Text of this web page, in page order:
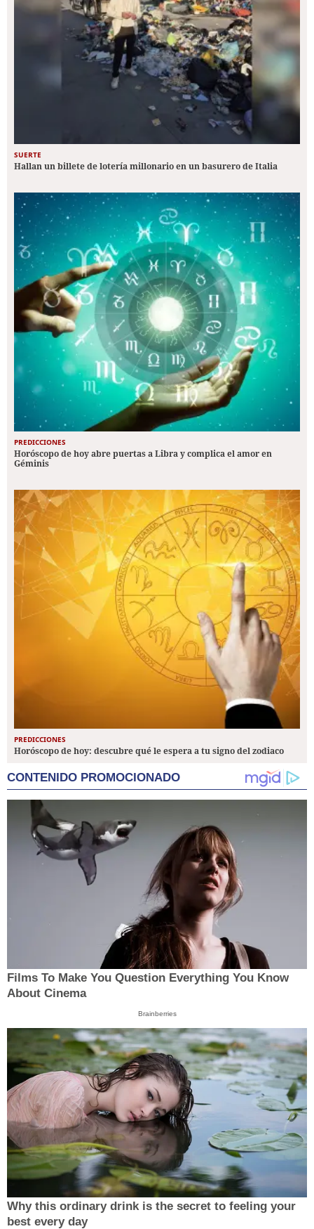
SUERTE
Hallan un billete de lotería millonario en un basurero de Italia
PREDICCIONES
Horóscopo de hoy abre puertas a Libra y complica el amor en
Géminis
PREDICCIONES
Horóscopo de hoy: descubre qué le espera a tu signo del zodiaco
CONTENIDO PROMOCIONADO
Films To Make You Question Everything You Know
About Cinema
Brainberries
Why this ordinary drink is the secret to feeling your
best every day